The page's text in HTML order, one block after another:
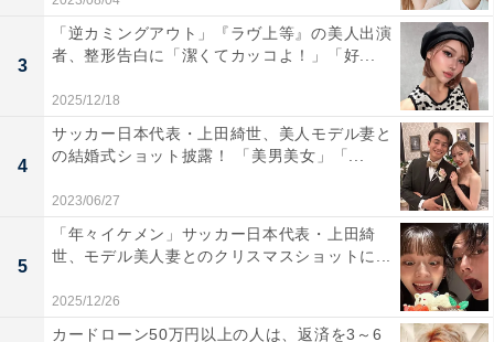
3
「逆カミングアウト」『ラヴ上等』の美人出演
者、整形告白に「潔くてカッコよ！」「好...
2025/12/18
4
サッカー日本代表・上田綺世、美人モデル妻と
の結婚式ショット披露！ 「美男美女」「...
2023/06/27
5
「年々イケメン」サッカー日本代表・上田綺
世、モデル美人妻とのクリスマスショットに...
2025/12/26
カードローン50万円以上の人は、返済を3～6